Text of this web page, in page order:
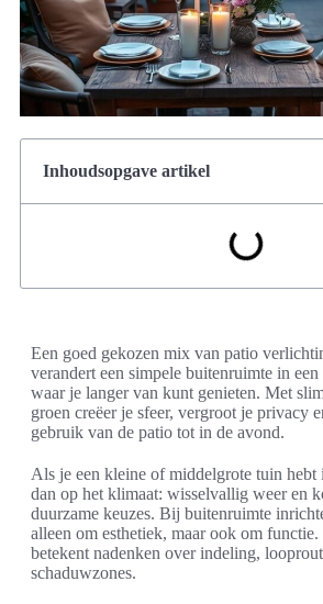
Inhoudsopgave artikel
Een goed gekozen mix van patio
verandert een simpele buitenruimte in
waar je langer van kunt genieten. Met
groen creëer je sfeer, vergroot je privacy
gebruik van de patio tot in de avond.
Als je een kleine of middelgrote tuin hebt
dan op het klimaat: wisselvallig weer en
duurzame keuzes. Bij buitenruimte
alleen om esthetiek, maar ook om
betekent nadenken over indeling,
schaduwzones.